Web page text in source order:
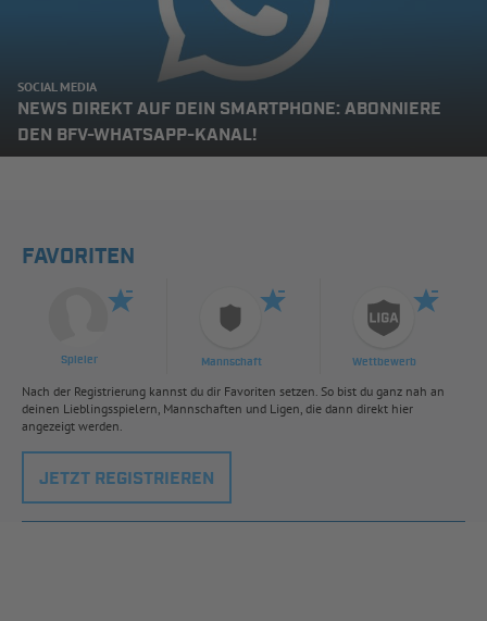
SOCIAL MEDIA
NEWS DIREKT AUF DEIN SMARTPHONE: ABONNIERE
DEN BFV-WHATSAPP-KANAL!
FAVORITEN
Spieler Mannschaft Wettbewerb
Nach der Registrierung kannst du dir Favoriten setzen. So bist du ganz nah an
deinen Lieblingsspielern, Mannschaften und Ligen, die dann direkt hier
angezeigt werden.
JETZT REGISTRIEREN